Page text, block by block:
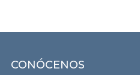
CONÓCENOS